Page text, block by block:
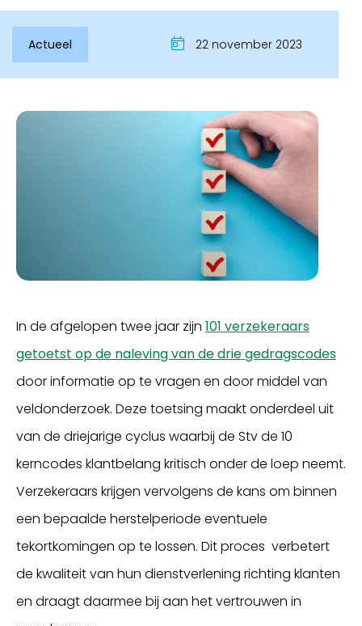
Actueel 22 november 2023
In de afgelopen twee jaar zijn 101 verzekeraars
getoetst op de naleving van de drie gedragscodes
door informatie op te vragen en door middel van
veldonderzoek. Deze toetsing maakt onderdeel uit
van de driejarige cyclus waarbij de Stv de 10
kerncodes klantbelang kritisch onder de loep neemt.
Verzekeraars krijgen vervolgens de kans om binnen
een bepaalde herstelperiode eventuele
tekortkomingen op te lossen. Dit proces verbetert
de kwaliteit van hun dienstverlening richting klanten
en draagt daarmee bij aan het vertrouwen in